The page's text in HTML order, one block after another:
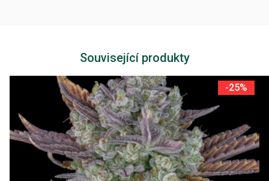
Související produkty
-25%